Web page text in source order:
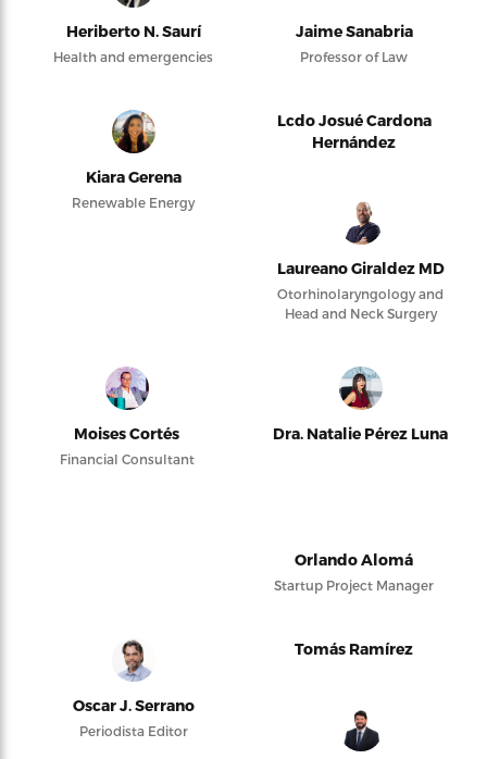
Heriberto N. Saurí
Health and emergencies
Jaime Sanabria
Professor of Law
Kiara Gerena
Renewable Energy
Lcdo Josué Cardona
Hernández
Laureano Giraldez MD
Otorhinolaryngology and
Head and Neck Surgery
Moises Cortés
Financial Consultant
Dra. Natalie Pérez Luna
Orlando Alomá
Startup Project Manager
Oscar J. Serrano
Periodista Editor
Tomás Ramírez